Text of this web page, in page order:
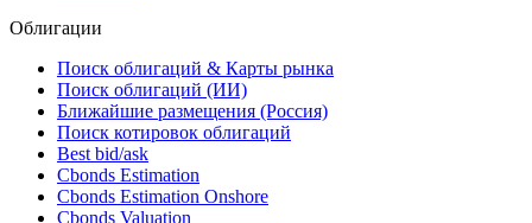
Облигации
Поиск облигаций & Карты рынка
Поиск облигаций (ИИ)
Ближайшие размещения (Россия)
Поиск котировок облигаций
Best bid/ask
Cbonds Estimation
Cbonds Estimation Onshore
Cbonds Valuation